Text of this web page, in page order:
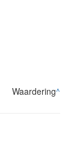
Waardering^